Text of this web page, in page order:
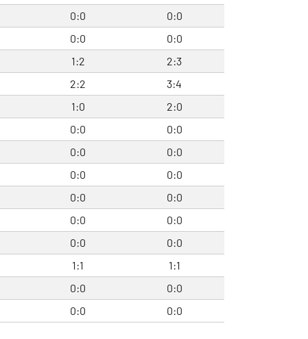
0:0
0:0
0:0
0:0
1:2
2:3
2:2
3:4
1:0
2:0
0:0
0:0
0:0
0:0
0:0
0:0
0:0
0:0
0:0
0:0
0:0
0:0
1:1
1:1
0:0
0:0
0:0 0:0